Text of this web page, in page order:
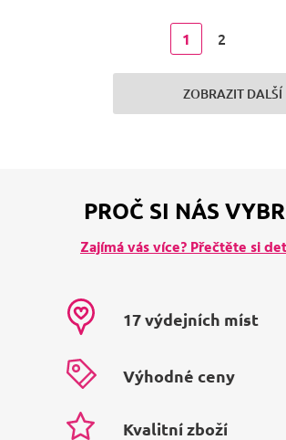
1 2
ZOBRAZIT DALŠÍ
PROČ SI NÁS
Zajímá vás více? Přečtěte si
17 výdejních míst
Výhodné ceny
Kvalitní zboží